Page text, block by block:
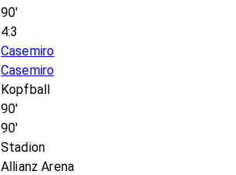
90'
4:3
Casemiro
Casemiro
Kopfball
90'
90'
Stadion
Allianz Arena